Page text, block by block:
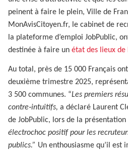
peinent à faire le plein, Ville de
MonAvisCitoyen.fr, le cabinet de
la plateforme d’emploi JobPublic,
destinée à faire un état des lieux de
Au total, près de 15 000 Français
deuxième trimestre 2025,
3 500 communes. “Les premiers
contre‑intuitifs, a déclaré Laurent
de JobPublic, lors de la présentation
électrochoc positif pour les
publics.” Un enthousiasme qu’il est